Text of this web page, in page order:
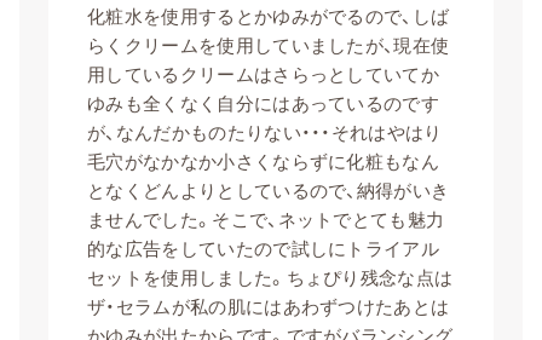
化粧水を使用するとかゆみがでるので、しば
らくクリームを使用していましたが、現在使
用しているクリームはさらっとしていてか
ゆみも全くなく自分にはあっているのです
が、なんだかものたりない・・・それはやはり
毛穴がなかなか小さくならずに化粧もなん
となくどんよりとしているので、納得がいき
ませんでした。そこで、ネットでとても魅力
的な広告をしていたので試しにトライアル
セットを使用しました。ちょぴり残念な点は
ザ・セラムが私の肌にはあわずつけたあとは